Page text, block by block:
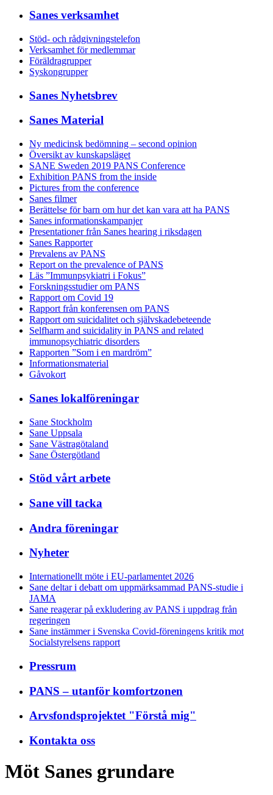
Sanes verksamhet
Stöd- och rådgivningstelefon
Verksamhet för medlemmar
Föräldragrupper
Syskongrupper
Sanes Nyhetsbrev
Sanes Material
Ny medicinsk bedömning – second opinion
Översikt av kunskapsläget
SANE Sweden 2019 PANS Conference
Exhibition PANS from the inside
Pictures from the conference
Sanes filmer
Berättelse för barn om hur det kan vara att ha PANS
Sanes informationskampanjer
Presentationer från Sanes hearing i riksdagen
Sanes Rapporter
Prevalens av PANS
Report on the prevalence of PANS
Läs ”Immunpsykiatri i Fokus”
Forskningsstudier om PANS
Rapport om Covid 19
Rapport från konferensen om PANS
Rapport om suicidalitet och självskadebeteende
Selfharm and suicidality in PANS and related
immunopsychiatric disorders
Rapporten ”Som i en mardröm”
Informationsmaterial
Gåvokort
Sanes lokalföreningar
Sane Stockholm
Sane Uppsala
Sane Västragötaland
Sane Östergötland
Stöd vårt arbete
Sane vill tacka
Andra föreningar
Nyheter
Internationellt möte i EU-parlamentet 2026
Sane deltar i debatt om uppmärksammad PANS-studie i
JAMA
Sane reagerar på exkludering av PANS i uppdrag från
regeringen
Sane instämmer i Svenska Covid-föreningens kritik mot
Socialstyrelsens rapport
Pressrum
PANS – utanför komfortzonen
Arvsfondsprojektet "Förstå mig"
Kontakta oss
Möt Sanes grundare